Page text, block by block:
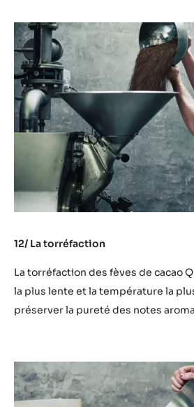
12/ La torréfaction
La torréfaction des fèves de cacao
la plus lente et la température la
préserver la pureté des notes